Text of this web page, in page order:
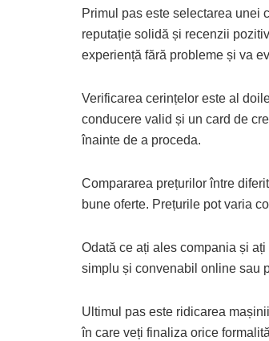
Primul pas este selectarea unei
reputație solidă și recenzii
experiență fără probleme și va
Verificarea cerințelor este al
conducere valid și un card de
înainte de a proceda.
Compararea prețurilor între
bune oferte. Prețurile pot varia
Odată ce ați ales compania și
simplu și convenabil online sau
Ultimul pas este ridicarea
în care veți finaliza orice